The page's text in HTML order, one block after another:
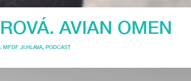
AVIAN OMEN
MFDF JI.HLAVA, PODCAST